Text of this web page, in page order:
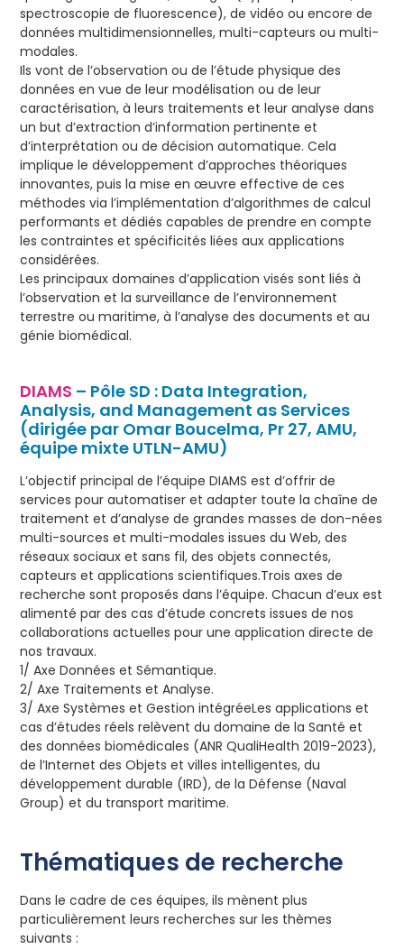
spectroscopie de fluorescence), de vidéo ou encore de
données multidimensionnelles, multi-capteurs ou multi-
modales.
Ils vont de l’observation ou de l’étude physique des
données en vue de leur modélisation ou de leur
caractérisation, à leurs traitements et leur analyse dans
un but d’extraction d’information pertinente et
d’interprétation ou de décision automatique. Cela
implique le développement d’approches théoriques
innovantes, puis la mise en œuvre effective de ces
méthodes via l’implémentation d’algorithmes de calcul
performants et dédiés capables de prendre en compte
les contraintes et spécificités liées aux applications
considérées.
Les principaux domaines d’application visés sont liés à
l’observation et la surveillance de l’environnement
terrestre ou maritime, à l’analyse des documents et au
génie biomédical.
DIAMS – Pôle SD : Data Integration,
Analysis, and Management as Services
(dirigée par Omar Boucelma, Pr 27, AMU,
équipe mixte UTLN-AMU)
L’objectif principal de l’équipe DIAMS est d’offrir de
services pour automatiser et adapter toute la chaîne de
traitement et d’analyse de grandes masses de don-nées
multi-sources et multi-modales issues du Web, des
réseaux sociaux et sans fil, des objets connectés,
capteurs et applications scientifiques.Trois axes de
recherche sont proposés dans l’équipe. Chacun d’eux est
alimenté par des cas d’étude concrets issues de nos
collaborations actuelles pour une application directe de
nos travaux.
1/ Axe Données et Sémantique.
2/ Axe Traitements et Analyse.
3/ Axe Systèmes et Gestion intégréeLes applications et
cas d’études réels relèvent du domaine de la Santé et
des données biomédicales (ANR QualiHealth 2019-2023),
de l’Internet des Objets et villes intelligentes, du
développement durable (IRD), de la Défense (Naval
Group) et du transport maritime.
Thématiques de recherche
Dans le cadre de ces équipes, ils mènent plus
particulièrement leurs recherches sur les thèmes
suivants :